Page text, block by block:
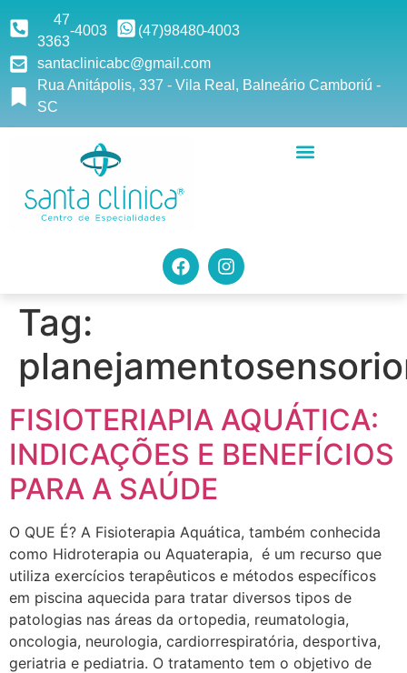
47
3363
-4003 (47)98480-4003
santaclinicabc@gmail.com
Rua Anitápolis, 337 - Vila Real, Balneário Camboriú -
SC
Tag:
FISIOTERIAPIA AQUÁTICA:
INDICAÇÕES E BENEFÍCIOS
PARA A SAÚDE
O QUE É? A Fisioterapia Aquática, também conhecida
como Hidroterapia ou Aquaterapia, é um recurso que
utiliza exercícios terapêuticos e métodos específicos
em piscina aquecida para tratar diversos tipos de
patologias nas áreas da ortopedia, reumatologia,
oncologia, neurologia, cardiorrespiratória, desportiva,
geriatria e pediatria. O tratamento tem o objetivo de